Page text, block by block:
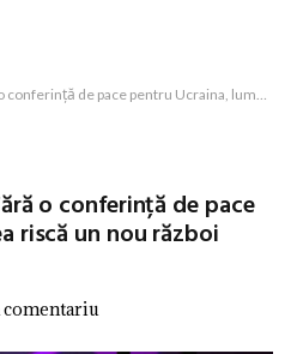
pace pentru Ucraina, lumea riscă un nou război mondial
o conferință de pace
riscă un nou război